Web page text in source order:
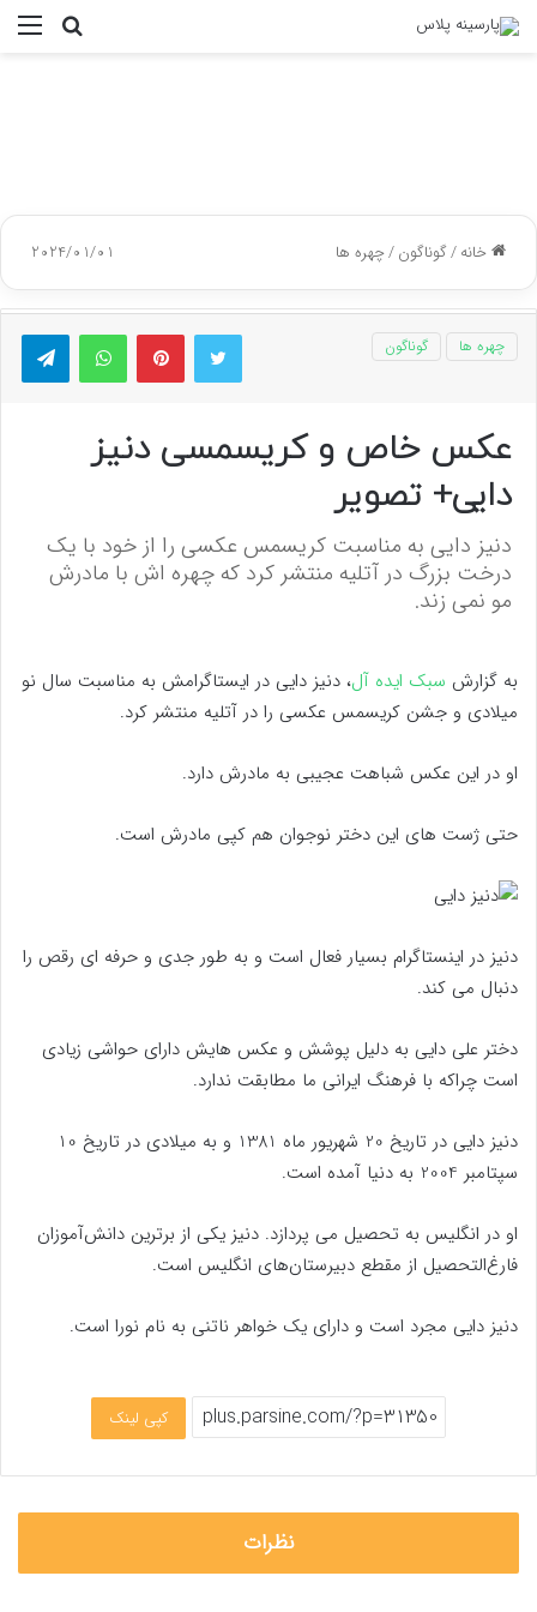
جستجو
خانه/گوناگون/چهره ها 2024/01/01
توییتر پینتریستواتس آپ
چهره ها گوناگون
عکس خاص و کریسمسی دنیز
دایی+ تصویر
دنیز دایی به مناسبت کریسمس عکسی را از خود با یک
درخت بزرگ در آتلیه منتشر کرد که چهره اش با مادرش
مو نمی زند.
به گزارش سبک ایده آل، دنیز دایی در ایستاگرامش به مناسبت سال نو
میلادی و جشن کریسمس عکسی را در آتلیه منتشر کرد.
او در این عکس شباهت عجیبی به مادرش دارد.
حتی ژست های این دختر نوجوان هم کپی مادرش است.
دنیز در اینستاگرام بسیار فعال است و به طور جدی و حرفه ای رقص را
دنبال می کند.
دختر علی دایی به دلیل پوشش و عکس هایش دارای حواشی زیادی
است چراکه با فرهنگ ایرانی ما مطابقت ندارد.
دنیز دایی در تاریخ 20 شهریور ماه 1381 و به میلادی در تاریخ 10
سپتامبر 2004 به دنیا آمده است.
او در انگلیس به تحصیل می پردازد. دنیز یکی از برترین دانش‌آموزان
فارغ‌التحصیل از مقطع دبیرستان‌های انگلیس است.
دنیز دایی مجرد است و دارای یک خواهر ناتنی به نام نورا است.
کپی لینک
نظرات